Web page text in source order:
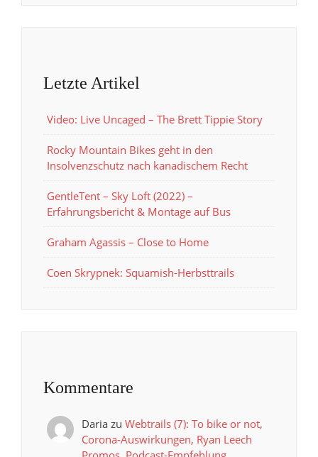
Letzte Artikel
Video: Live Uncaged – The Brett Tippie Story
Rocky Mountain Bikes geht in den
Insolvenzschutz nach kanadischem Recht
GentleTent – Sky Loft (2022) –
Erfahrungsbericht & Montage auf Bus
Graham Agassis – Close to Home
Coen Skrypnek: Squamish-Herbsttrails
Kommentare
Dariazu Webtrails (7): To bike or not,
Corona-Auswirkungen, Ryan Leech